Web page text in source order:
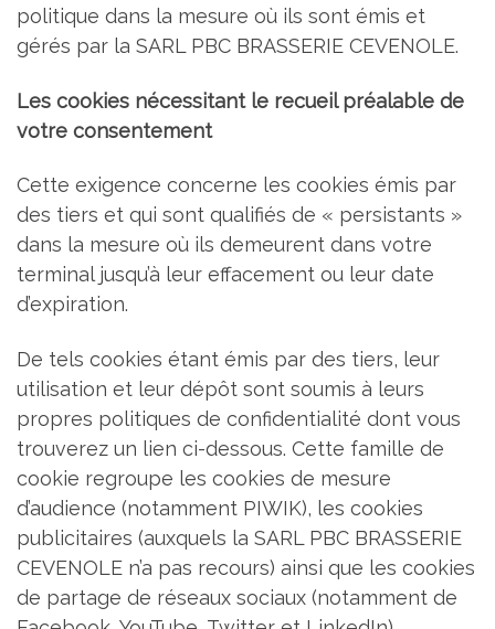
politique dans la mesure où ils sont émis et
gérés par la SARL PBC BRASSERIE CEVENOLE.
Les cookies nécessitant le recueil préalable de
votre consentement
Cette exigence concerne les cookies émis par
des tiers et qui sont qualifiés de « persistants »
dans la mesure où ils demeurent dans votre
terminal jusqu’à leur effacement ou leur date
d’expiration.
De tels cookies étant émis par des tiers, leur
utilisation et leur dépôt sont soumis à leurs
propres politiques de confidentialité dont vous
trouverez un lien ci-dessous. Cette famille de
cookie regroupe les cookies de mesure
d’audience (notamment PIWIK), les cookies
publicitaires (auxquels la SARL PBC BRASSERIE
CEVENOLE n’a pas recours) ainsi que les cookies
de partage de réseaux sociaux (notamment de